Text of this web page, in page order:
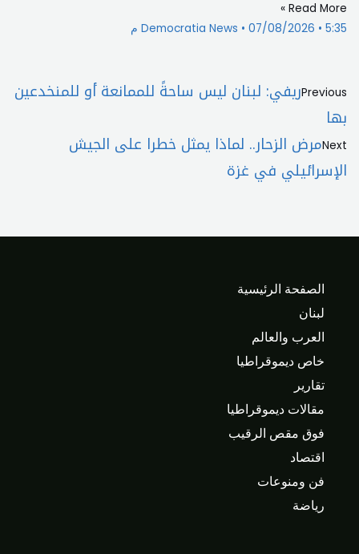
Read More »
Democratia News
07/08/2026
5:35 م
Previousريفي: لبنان ليس ساحةً للممانعة أو للمنخدعين
بها
Nextمرض الزحار.. لماذا يمثل خطرا على الجيش
الإسرائيلي في غزة
الصفحة الرئيسية
لبنان
العرب والعالم
خاص ديموقراطيا
تقارير
مقالات ديموقراطيا
فوق مقص الرقيب
اقتصاد
فن ومنوعات
رياضة